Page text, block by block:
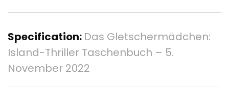
Specification: Das Gletschermädchen:
Island-Thriller Taschenbuch – 5.
November 2022